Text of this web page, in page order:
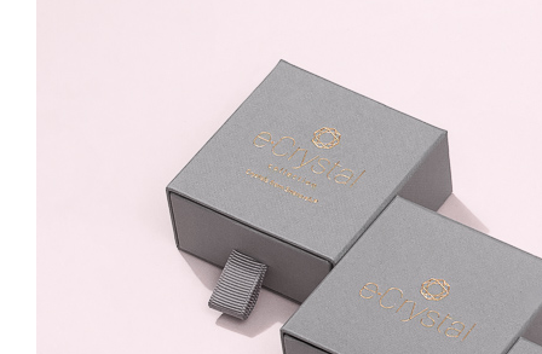
Swarovski® Rivoli Light
Siam 14mm Leverback